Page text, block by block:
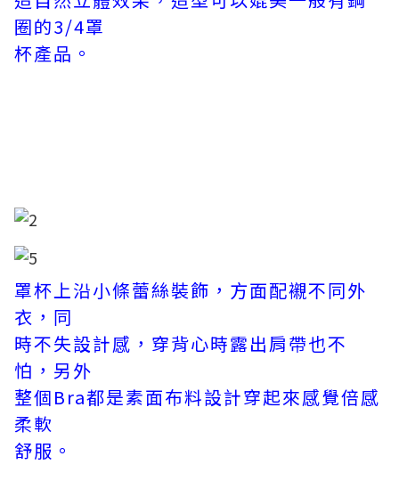
圈的3/4罩
杯產品。
罩杯上沿小條蕾絲裝飾，方面配襯不同外
衣，同
時不失設計感，穿背心時露出肩帶也不
怕，另外
整個Bra都是素面布料設計穿起來感覺倍感
柔軟
舒服。